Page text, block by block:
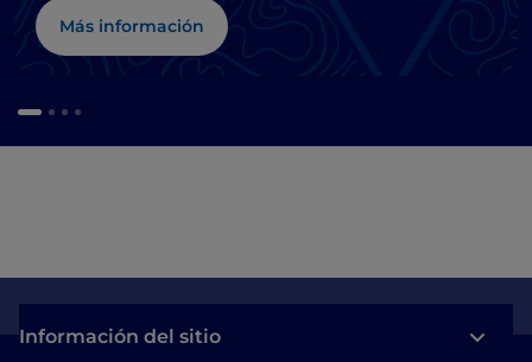
Más información
Información del sitio